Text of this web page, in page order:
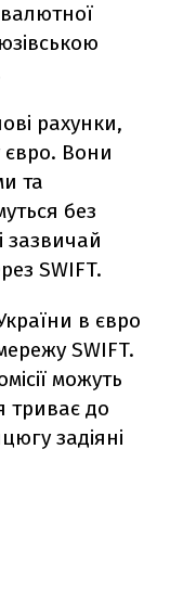
рахунки,
євро. Вони
та
без
зазвичай
SWIFT.
в євро
SWIFT.
можуть
триває до
задіяні